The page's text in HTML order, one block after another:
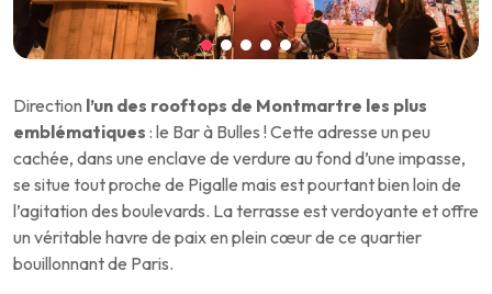
Direction l’un des rooftops de Montmartre les plus
emblématiques : le Bar à Bulles ! Cette adresse un peu
cachée, dans une enclave de verdure au fond d’une impasse,
se situe tout proche de Pigalle mais est pourtant bien loin de
l’agitation des boulevards. La terrasse est verdoyante et offre
un véritable havre de paix en plein cœur de ce quartier
bouillonnant de Paris.